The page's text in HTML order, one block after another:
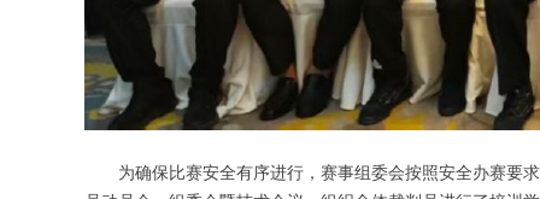
为确保比赛安全有序进行，赛事组委会按照安全办赛要求